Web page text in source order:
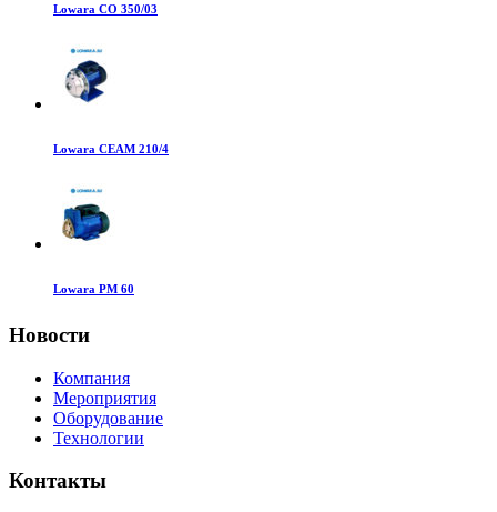
Lowara CO 350/03
Lowara CEAM 210/4
Lowara PM 60
Новости
Компания
Мероприятия
Оборудование
Технологии
Контакты